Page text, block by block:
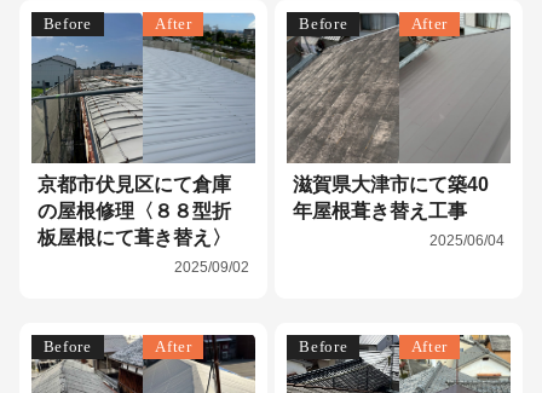
Before After
京都市伏見区にて倉庫
の屋根修理〈８８型折
板屋根にて葺き替え〉
2025/09/02
Before After
滋賀県大津市にて築40
年屋根葺き替え工事
2025/06/04
Before After Before After